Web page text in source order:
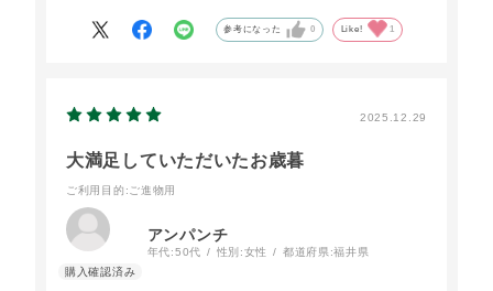
参考になった 0 Like! 1
2025.12.29
大満足していただいたお歳暮
ご利用目的 :ご進物用
アンパンチ
年代:50代 性別:女性 都道府県:福井県